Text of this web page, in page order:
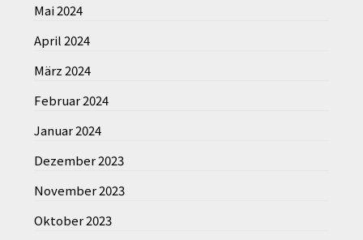
Mai 2024
April 2024
März 2024
Februar 2024
Januar 2024
Dezember 2023
November 2023
Oktober 2023